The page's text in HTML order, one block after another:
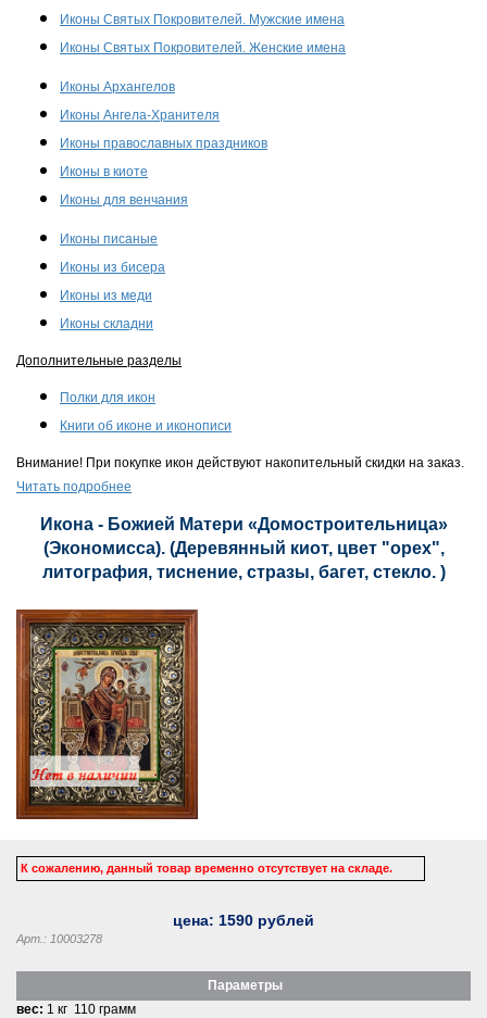
Иконы Святых Покровителей. Мужские имена
Иконы Святых Покровителей. Женские имена
Иконы Архангелов
Иконы Ангела-Хранителя
Иконы православных праздников
Иконы в киоте
Иконы для венчания
Иконы писаные
Иконы из бисера
Иконы из меди
Иконы складни
Дополнительные разделы
Полки для икон
Книги об иконе и иконописи
Внимание! При покупке икон действуют накопительный скидки на заказ.
Читать подробнее
Икона - Божией Матери «Домостроительница»
(Экономисса). (Деревянный киот, цвет "орех",
литография, тиснение, стразы, багет, стекло. )
К сожалению, данный товар временно отсутствует на складе.
цена: 1590 рублей
Арт.: 10003278
Параметры
вес: 1 кг 110 грамм